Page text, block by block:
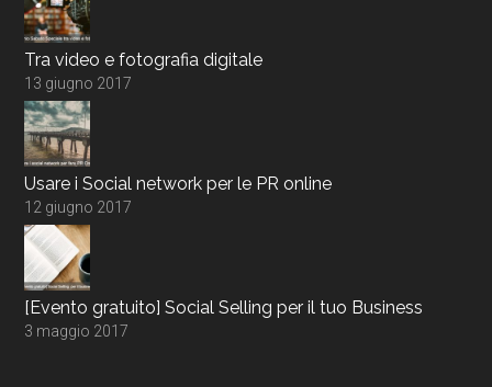
Tra video e fotografia digitale
13 giugno 2017
Usare i Social network per le PR online
12 giugno 2017
[Evento gratuito] Social Selling per il tuo Business
3 maggio 2017